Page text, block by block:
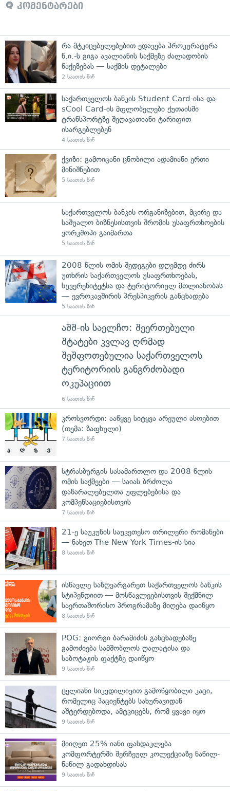
კომენტარები
რა მტკიცებულებებით ედავება პროკურატურა
ნ.ი.-ს გიგა ავალიანის საქმეზე ძალადობის
წაქეზებას — საქმის დეტალები
2 საათის წინ
საქართველოს ბანკის Student Card-ისა და
sCool Card-ის მფლობელები ქუთაისში
ტრანსპორტზე შეღავათიანი ტარიფით
ისარგებლებენ
4 საათის წინ
ქვიზი: გამოიცანი ცნობილი ადამიანი ერთი
მინიშნებით
5 საათის წინ
საქართველოს ბანკის ორგანიზებით, მცირე და
საშუალო ბიზნესისთვის შრომის უსაფრთხოების
ვორკშოპი გაიმართა
5 საათის წინ
2008 წლის ომის შედეგები დღემდე ძირს
უთხრის საქართველოს უსაფრთხოებას,
სუვერენიტეტსა და ტერიტორიულ მთლიანობას
— ევროკავშირის პრესპიკერის განცხადება
5 საათის წინ
აშშ-ის საელჩო: შეერთებული
შტატები კვლავ ღრმად
შეშფოთებულია საქართველოს
ტერიტორიის განგრძობადი
ოკუპაციით
6 საათის წინ
კროსვორდი: ააწყვე სიტყვა არეული ასოებით
(თემა: ზაფხული)
7 საათის წინ
სტრასბურგის სასამართლო და 2008 წლის
ომის საქმეები — საიას ბრძოლა
დაზარალებულთა უფლებებისა და
კომპენსაციებისთვის
7 საათის წინ
21-ე საუკუნის საუკეთესო თრილერი რომანები
— ნახეთ The New York Times-ის სია
8 საათის წინ
ისწავლე საზღვარგარეთ საქართველოს ბანკის
სტიპენდიით — მოსწავლეებისთვის შექმნილ
საერთაშორისო პროგრამაზე მიღება დაიწყო
8 საათის წინ
POG: გიორგი ბარამიძის განცხადებაზე
გამოძიება სამშობლოს ღალატისა და
საბოტაჟის ფაქტზე დაიწყო
9 საათის წინ
ცელიანი სიკვდილივით გამოწყობილი კაცი,
რომელიც პაციენტებს სახურავიდან
აშტერდებოდა, ამტკიცებს, რომ ყვავი იყო
9 საათის წინ
მიიღეთ 25%-იანი ფასდაკლება
კომფორტერში შერჩეულ კოლექციაზე ნაწილ-
ნაწილ გადახდისას
9 საათის წინ